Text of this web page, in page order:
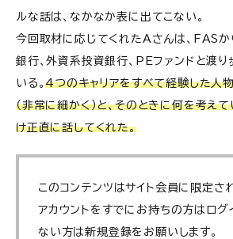
ルな話は、なかなか表に出てこない。
今回取材に応じてくれたAさんは、FASか
銀行、外資系投資銀行、PEファンドと渡り
いる。4つのキャリアをすべて経験した人
（非常に細かく）と、そのときに何を考え
け正直に話してくれた。
このコンテンツはサイト会員に限定さ
アカウントをすでにお持ちの方はログ
ない方は新規登録をお願いします。